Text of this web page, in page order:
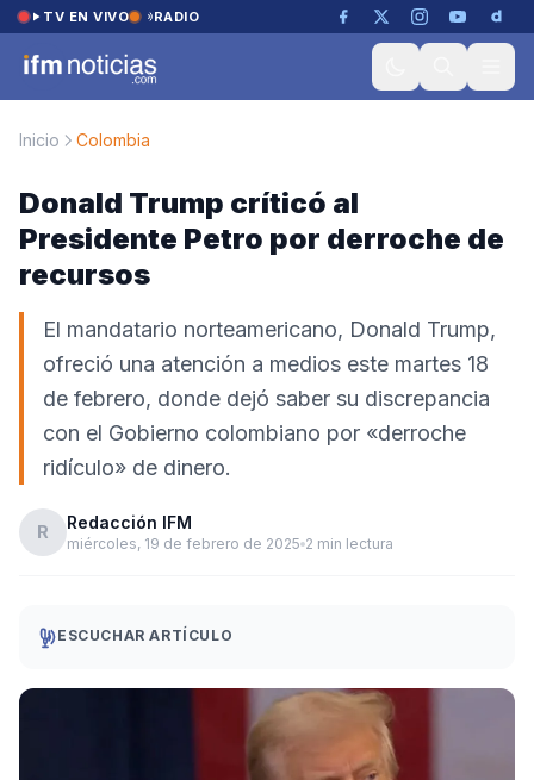
Saltar al contenido
TV EN VIVO RADIO
Inicio Colombia
Donald Trump críticó al
Presidente Petro por derroche de
recursos
El mandatario norteamericano, Donald Trump,
ofreció una atención a medios este martes 18
de febrero, donde dejó saber su discrepancia
con el Gobierno colombiano por «derroche
ridículo» de dinero.
R Redacción IFM
miércoles, 19 de febrero de 2025 2 min lectura
ESCUCHAR ARTÍCULO